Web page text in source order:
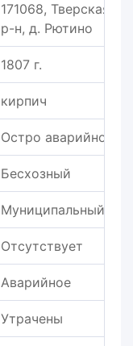
171068, Тверская
р-н, д. Рютино
1807 г.
кирпич
Остро аварийное
Бесхозный
Муниципальный
Отсутствует
Аварийное
Утрачены